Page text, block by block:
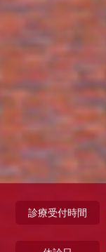
診療受付時間